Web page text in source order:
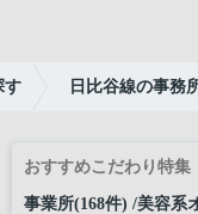
す 日比谷線の事務
おすすめこだわり特集
事業所(168件) 美容系